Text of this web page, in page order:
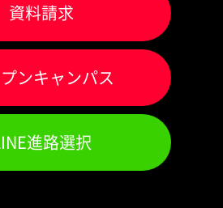
資料請求
プンキャンパス
進路選択